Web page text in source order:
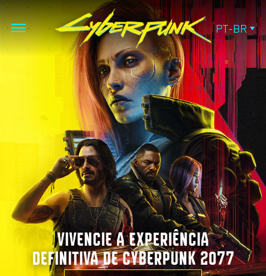
PT-BR
VIVENCIE A EXPERIÊNCIA
DEFINITIVA DE CYBERPUNK 2077